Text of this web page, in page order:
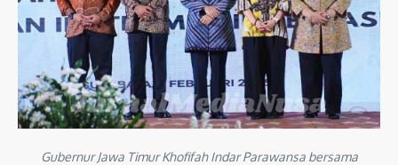
Gubernur Jawa Timur Khofifah Indar Parawansa bersama